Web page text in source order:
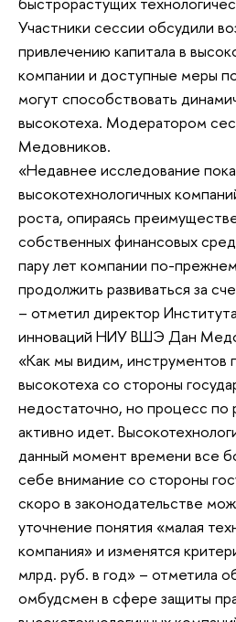
Участники сессии обсудили
привлечению капитала в
компании и доступные меры
могут способствовать
высокотеха. Модератором
Медовников.
«Недавнее исследование
высокотехнологичных
роста, опираясь
собственных финансовых
пару лет компании по-
продолжить развиваться за
– отметил директор
инноваций НИУ ВШЭ Дан
«Как мы видим, инструментов
высокотеха со стороны
недостаточно, но процесс по
активно идет.
данный момент времени все
себе внимание со стороны
скоро в законодательстве
уточнение понятия «малая
компания» и изменятся
млрд. руб. в год» – отметила
омбудсмен в сфере защиты